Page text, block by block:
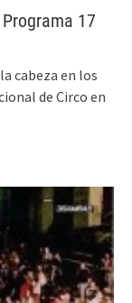
17
cabeza en los
de Circo en